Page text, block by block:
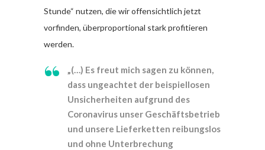
Stunde“ nutzen, die wir offensichtlich jetzt
vorfinden, überproportional stark profitieren
werden.
„(…) Es freut mich sagen zu können,
dass ungeachtet der beispiellosen
Unsicherheiten aufgrund des
Coronavirus unser Geschäftsbetrieb
und unsere Lieferketten reibungslos
und ohne Unterbrechung